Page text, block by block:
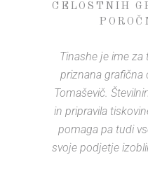
CELOSTNIH
Tinashe je ime za
priznana grafična
Tomaševič.
in pripravila
pomaga pa tudi
svoje podjetje